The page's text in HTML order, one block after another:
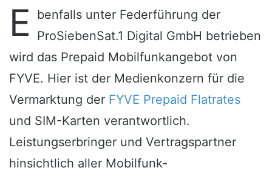
E
benfalls unter Federführung der
ProSiebenSat.1 Digital GmbH betrieben
wird das Prepaid Mobilfunkangebot von
FYVE. Hier ist der Medienkonzern für die
Vermarktung der FYVE Prepaid Flatrates
und SIM-Karten verantwortlich.
Leistungserbringer und Vertragspartner
hinsichtlich aller Mobilfunk-